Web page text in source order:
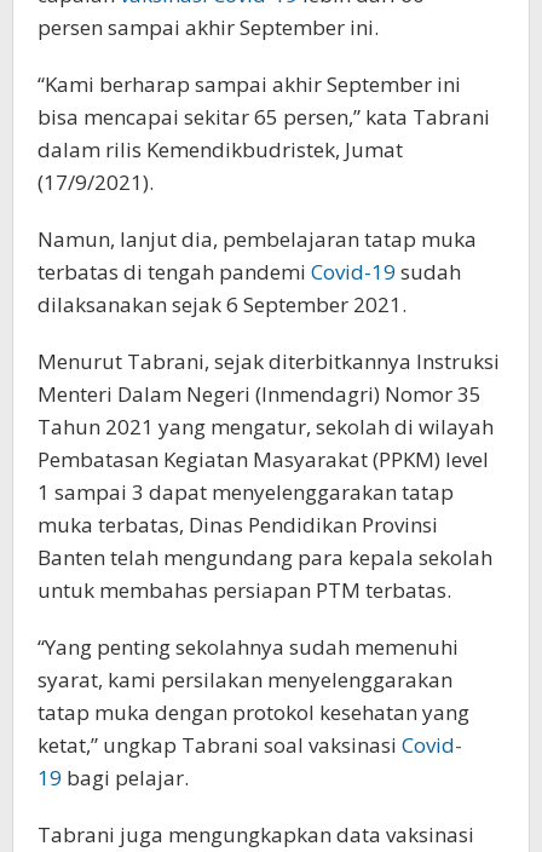
persen sampai akhir September ini.
“Kami berharap sampai akhir September ini
bisa mencapai sekitar 65 persen,” kata Tabrani
dalam rilis Kemendikbudristek, Jumat
(17/9/2021).
Namun, lanjut dia, pembelajaran tatap muka
terbatas di tengah pandemi Covid-19 sudah
dilaksanakan sejak 6 September 2021.
Menurut Tabrani, sejak diterbitkannya Instruksi
Menteri Dalam Negeri (Inmendagri) Nomor 35
Tahun 2021 yang mengatur, sekolah di wilayah
Pembatasan Kegiatan Masyarakat (PPKM) level
1 sampai 3 dapat menyelenggarakan tatap
muka terbatas, Dinas Pendidikan Provinsi
Banten telah mengundang para kepala sekolah
untuk membahas persiapan PTM terbatas.
“Yang penting sekolahnya sudah memenuhi
syarat, kami persilakan menyelenggarakan
tatap muka dengan protokol kesehatan yang
ketat,” ungkap Tabrani soal vaksinasi Covid-
19 bagi pelajar.
Tabrani juga mengungkapkan data vaksinasi